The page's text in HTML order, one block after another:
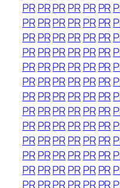
PRPRPRPRPR PR
PRPRPRPRPR PR
PRPRPRPRPR PR
PRPRPRPRPR PR
PRPRPRPRPR PR
PRPRPRPRPR PR
PRPRPRPRPR PR
PRPRPRPRPR PR
PRPRPRPRPR PR
PRPRPRPRPR PR
PRPRPRPRPR PR
PRPRPRPRPR PR
PRPRPRPRPR PR